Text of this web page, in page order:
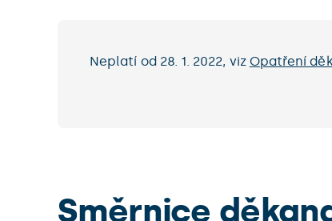
Neplatí od 28. 1. 2022, viz Opatření
Směrnice